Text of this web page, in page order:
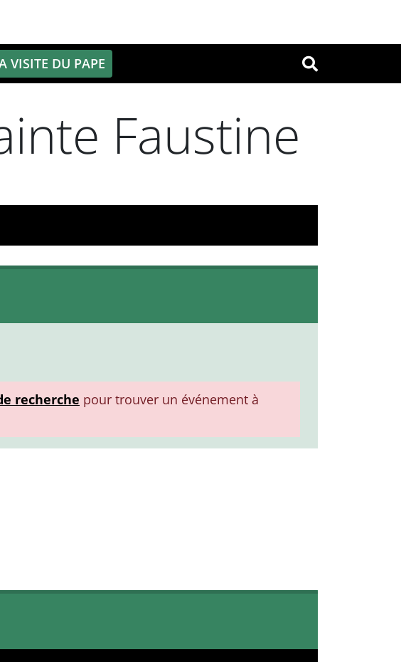
OK
VISITE DU PAPE
Faustine
recherche pour trouver un événement à